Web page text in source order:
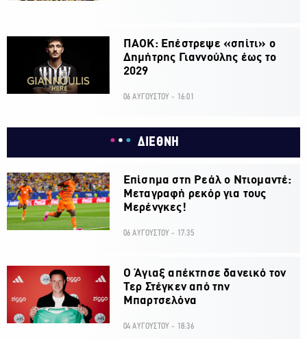
ΠΑΟΚ: Επέστρεψε «σπίτι» ο
Δημήτρης Γιαννούλης έως το
2029
06 ΑΥΓΟΥΣΤΟΥ - 16:01
ΔΙΕΘΝΗ
Επίσημα στη Ρεάλ ο Ντιομαντέ:
Μεταγραφή ρεκόρ για τους
Μερένγκες!
06 ΑΥΓΟΥΣΤΟΥ - 17:35
Ο Άγιαξ απέκτησε δανεικό τον
Τερ Στέγκεν από την
Μπαρτσελόνα
04 ΑΥΓΟΥΣΤΟΥ - 18:36